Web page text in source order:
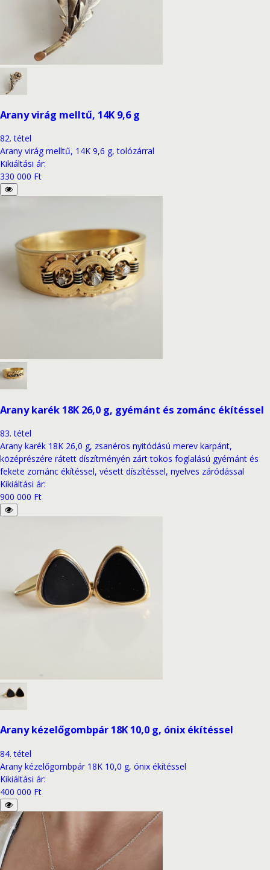
Arany virág melltű, 14K 9,6 g
82. tétel
Arany virág melltű, 14K 9,6 g, tolózárral
Kikiáltási ár:
330 000 Ft
Arany karék 18K 26,0 g, gyémánt és zománc ékítéssel
83. tétel
Arany karék 18K 26,0 g, zsanéros nyitódású merev karpánt,
középrészére rátett díszítményén zárt tokos foglalású gyémánt és
fekete zománc ékítéssel, vésett díszítéssel, nyelves záródással
Kikiáltási ár:
900 000 Ft
Arany kézelőgombpár 18K 10,0 g, ónix ékítéssel
84. tétel
Arany kézelőgombpár 18K 10,0 g, ónix ékítéssel
Kikiáltási ár:
400 000 Ft